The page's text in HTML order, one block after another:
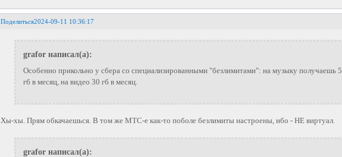
Поделиться2024-09-11 10:36:17
grafor написал(а):
Особенно прикольно у сбера со специализированными "безлимитами": на музыку получаешь 5
гб в месяц, на видео 30 гб в месяц.
Хы-хы. Прям обкачаешься. В том же МТС-е как-то поболе безлимиты настроены, ибо - НЕ виртуал.
grafor написал(а):